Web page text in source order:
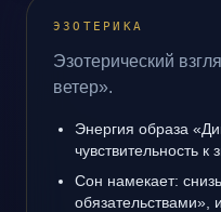
ЭЗОТЕРИКА
Эзотерический
ветер».
Энергия образа
чувствительность к
Сон намекает:
обязательствами»,